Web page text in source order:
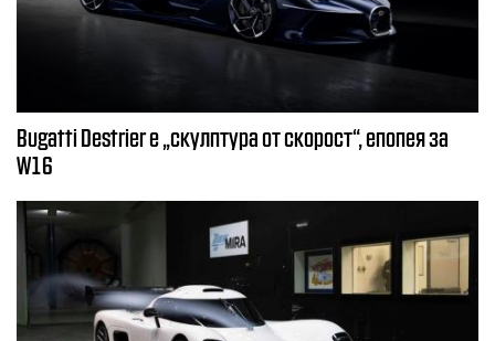
Bugatti Destrier е „скулптура от скорост“, епопея за
W16